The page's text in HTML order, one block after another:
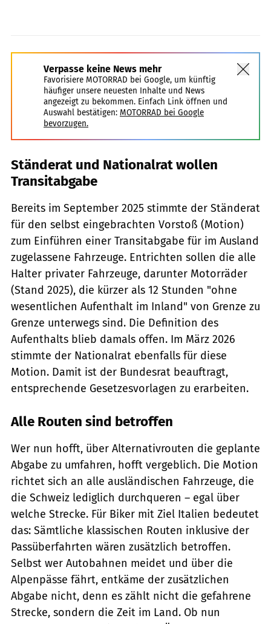
Verpasse keine News mehr
Favorisiere MOTORRAD bei Google, um künftig
häufiger unsere neuesten Inhalte und News
angezeigt zu bekommen. Einfach Link öffnen und
Auswahl bestätigen: MOTORRAD bei Google
bevorzugen.
Ständerat und Nationalrat wollen
Transitabgabe
Bereits im September 2025 stimmte der Ständerat
für den selbst eingebrachten Vorstoß (Motion)
zum Einführen einer Transitabgabe für im Ausland
zugelassene Fahrzeuge. Entrichten sollen die alle
Halter privater Fahrzeuge, darunter Motorräder
(Stand 2025), die kürzer als 12 Stunden "ohne
wesentlichen Aufenthalt im Inland" von Grenze zu
Grenze unterwegs sind. Die Definition des
Aufenthalts blieb damals offen. Im März 2026
stimmte der Nationalrat ebenfalls für diese
Motion. Damit ist der Bundesrat beauftragt,
entsprechende Gesetzesvorlagen zu erarbeiten.
Alle Routen sind betroffen
Wer nun hofft, über Alternativrouten die geplante
Abgabe zu umfahren, hofft vergeblich. Die Motion
richtet sich an alle ausländischen Fahrzeuge, die
die Schweiz lediglich durchqueren – egal über
welche Strecke. Für Biker mit Ziel Italien bedeutet
das: Sämtliche klassischen Routen inklusive der
Passüberfahrten wären zusätzlich betroffen.
Selbst wer Autobahnen meidet und über die
Alpenpässe fährt, entkäme der zusätzlichen
Abgabe nicht, denn es zählt nicht die gefahrene
Strecke, sondern die Zeit im Land. Ob nun